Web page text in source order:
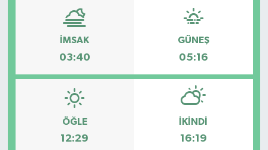
İMSAK
03:40
GÜNEŞ
05:16
ÖĞLE
12:29
İKINDI
16:19